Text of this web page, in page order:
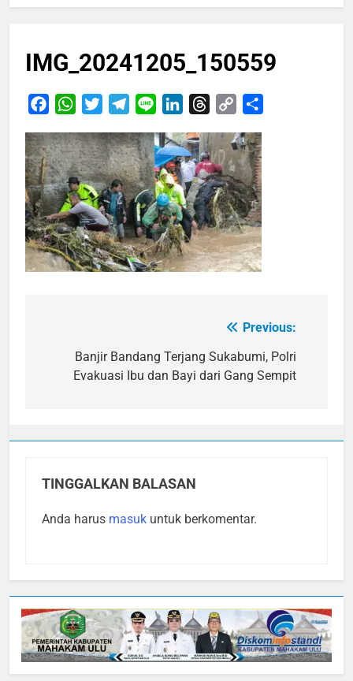
IMG_20241205_150559
FacebookWhatsApp
TwitterTelegram
Line LinkedInThreads
Copy
Previous:
Banjir Bandang Terjang Sukabumi, Polri
Evakuasi Ibu dan Bayi dari Gang Sempit
TINGGALKAN BALASAN
Anda harus masuk untuk berkomentar.